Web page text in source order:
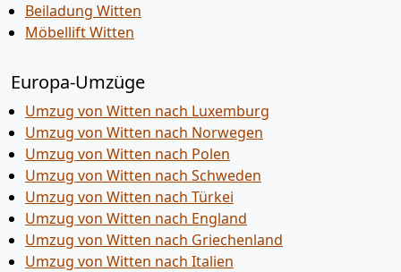
Beiladung Witten
Möbellift Witten
Europa-Umzüge
Umzug von Witten nach Luxemburg
Umzug von Witten nach Norwegen
Umzug von Witten nach Polen
Umzug von Witten nach Schweden
Umzug von Witten nach Türkei
Umzug von Witten nach England
Umzug von Witten nach Griechenland
Umzug von Witten nach Italien